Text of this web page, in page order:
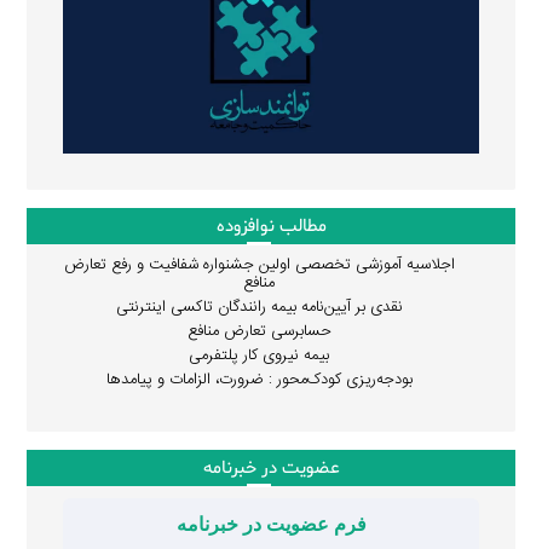
مطالب نوافزوده
اجلاسیه آموزشی تخصصی اولین جشنواره شفافیت و رفع تعارض
منافع
نقدی بر آیین‌نامه بیمه رانندگان تاکسی اینترنتی
حسابرسی تعارض منافع
بیمه نیروی کار پلتفرمی
بودجه‌ریزی کودک‌محور : ضرورت، الزامات و پیامدها
عضویت در خبرنامه
فرم عضویت در خبرنامه